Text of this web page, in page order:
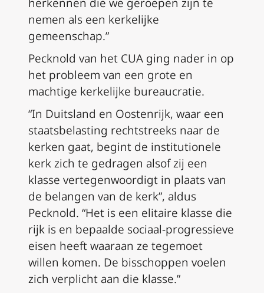
nemen als een kerkelijke
gemeenschap.”
Pecknold van het CUA ging nader in op
het probleem van een grote en
machtige kerkelijke bureaucratie.
“In Duitsland en Oostenrijk, waar een
staatsbelasting rechtstreeks naar de
kerken gaat, begint de institutionele
kerk zich te gedragen alsof zij een
klasse vertegenwoordigt in plaats van
de belangen van de kerk”, aldus
Pecknold. “Het is een elitaire klasse die
rijk is en bepaalde sociaal-progressieve
eisen heeft waaraan ze tegemoet
willen komen. De bisschoppen voelen
zich verplicht aan die klasse.”